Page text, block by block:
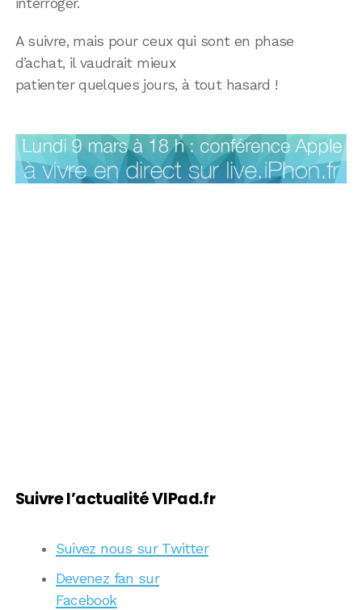
A suivre, mais pour ceux qui sont en phase
d’achat, il vaudrait mieux
patienter quelques jours, à tout hasard !
Suivre l’actualité VIPad.fr
Suivez nous sur Twitter
Devenez fan sur
Facebook